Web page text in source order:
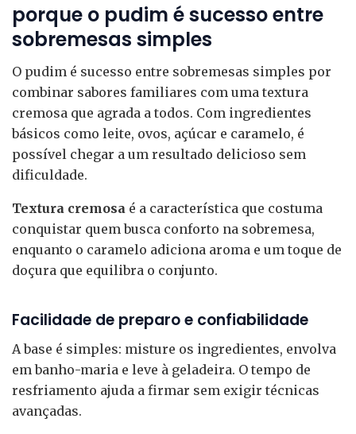
porque o pudim é sucesso entre
sobremesas simples
O pudim é sucesso entre sobremesas simples por
combinar sabores familiares com uma textura
cremosa que agrada a todos. Com ingredientes
básicos como leite, ovos, açúcar e caramelo, é
possível chegar a um resultado delicioso sem
dificuldade.
Textura cremosa é a característica que costuma
conquistar quem busca conforto na sobremesa,
enquanto o caramelo adiciona aroma e um toque de
doçura que equilibra o conjunto.
Facilidade de preparo e confiabilidade
A base é simples: misture os ingredientes, envolva
em banho-maria e leve à geladeira. O tempo de
resfriamento ajuda a firmar sem exigir técnicas
avançadas.